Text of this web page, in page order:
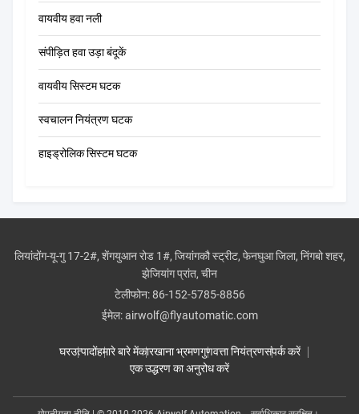
वायवीय हवा नली
संपीड़ित हवा उड़ा बंदूकें
वायवीय सिस्टम घटक
स्वचालन नियंत्रण घटक
हाइड्रोलिक सिस्टम घटक
लियांदोंग-यू-गु 17-2#, शेंगयुआन रोड 1#, जियांगकौ स्ट्रीट, फेनघुआ जिला, निंगबो शहर,
झेजियांग प्रांत, चीन
टेलीफोन:86-152-5785-8856
ईमेल:airwolf@flyautomatic.com
घरउत्पादोंहमारे बारे मेंकारखाना भ्रमणगुणवत्ता नियंत्रणसंपर्क करें
एक उद्धरण का अनुरोध करें